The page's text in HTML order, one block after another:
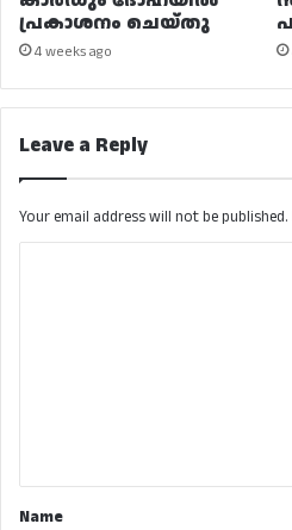
പ്രകാശനം ചെയ്തു
4 weeks ago
Leave a Reply
Your email address will not be published.
*Name